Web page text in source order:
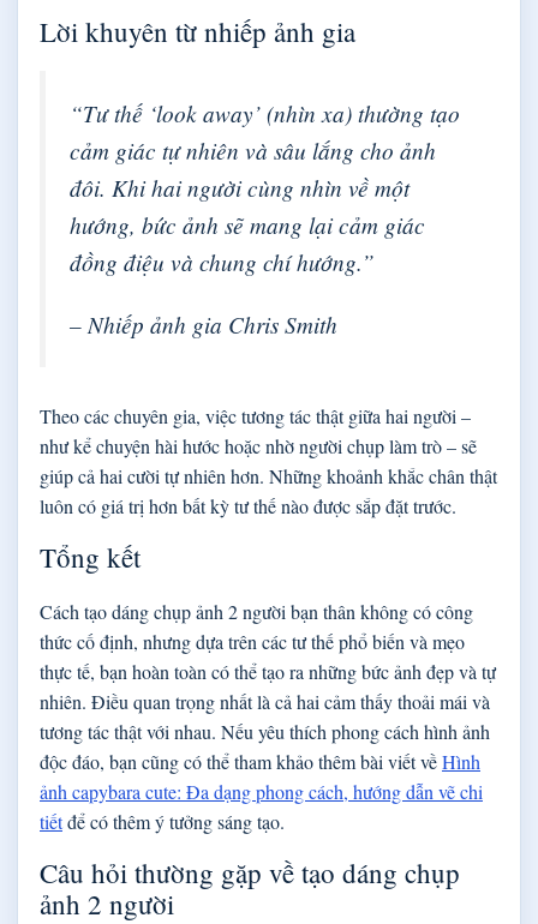
Lời khuyên từ nhiếp ảnh gia
“Tư thế ‘look away’ (nhìn xa) thường tạo
cảm giác tự nhiên và sâu lắng cho ảnh
đôi. Khi hai người cùng nhìn về một
hướng, bức ảnh sẽ mang lại cảm giác
đồng điệu và chung chí hướng.”
– Nhiếp ảnh gia Chris Smith
Theo các chuyên gia, việc tương tác thật giữa hai người –
như kể chuyện hài hước hoặc nhờ người chụp làm trò – sẽ
giúp cả hai cười tự nhiên hơn. Những khoảnh khắc chân thật
luôn có giá trị hơn bất kỳ tư thế nào được sắp đặt trước.
Tổng kết
Cách tạo dáng chụp ảnh 2 người bạn thân không có công
thức cố định, nhưng dựa trên các tư thế phổ biến và mẹo
thực tế, bạn hoàn toàn có thể tạo ra những bức ảnh đẹp và tự
nhiên. Điều quan trọng nhất là cả hai cảm thấy thoải mái và
tương tác thật với nhau. Nếu yêu thích phong cách hình ảnh
độc đáo, bạn cũng có thể tham khảo thêm bài viết vềHình
ảnh capybara cute: Đa dạng phong cách, hướng dẫn vẽ chi
tiếtđể có thêm ý tưởng sáng tạo.
Câu hỏi thường gặp về tạo dáng chụp
ảnh 2 người